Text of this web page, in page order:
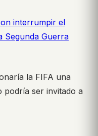
interrumpir el
Segunda Guerra
la FIFA una
podría ser invitado a